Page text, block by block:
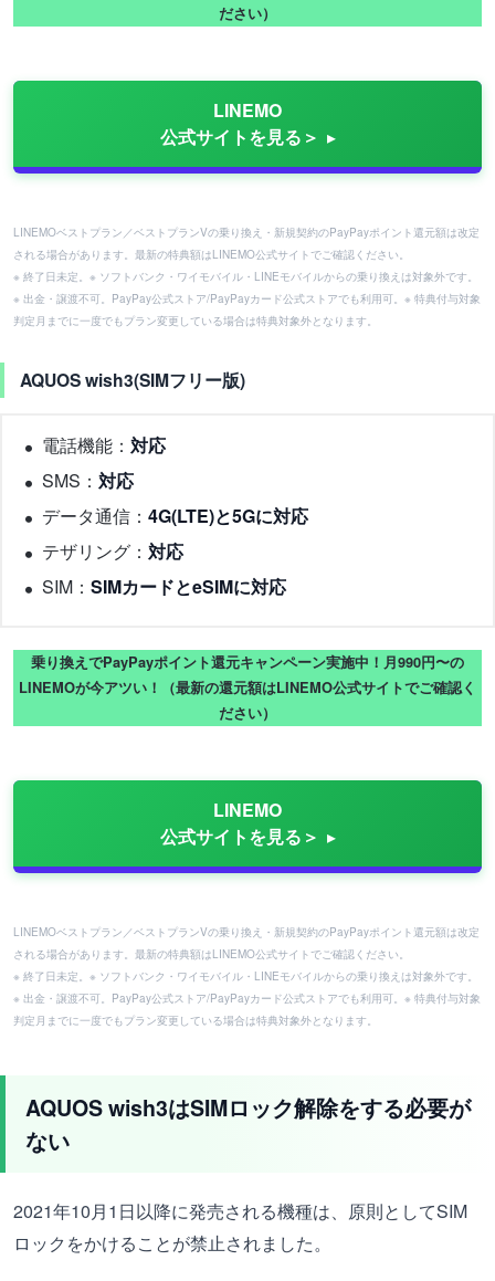
ださい）
LINEMO
公式サイトを見る＞
LINEMOベストプラン／ベストプランVの乗り換え・新規契約のPayPayポイント還元額は改定
される場合があります。最新の特典額はLINEMO公式サイトでご確認ください。
※ 終了日未定。※ ソフトバンク・ワイモバイル・LINEモバイルからの乗り換えは対象外です。
※ 出金・譲渡不可。PayPay公式ストア/PayPayカード公式ストアでも利用可。※ 特典付与対象
判定月までに一度でもプラン変更している場合は特典対象外となります。
AQUOS wish3(SIMフリー版)
電話機能： 対応
SMS： 対応
データ通信： 4G(LTE)と5Gに対応
テザリング： 対応
SIM： SIMカードとeSIMに対応
乗り換えでPayPayポイント還元キャンペーン実施中！月990円〜の
LINEMOが今アツい！（最新の還元額はLINEMO公式サイトでご確認く
ださい）
LINEMO
公式サイトを見る＞
LINEMOベストプラン／ベストプランVの乗り換え・新規契約のPayPayポイント還元額は改定
される場合があります。最新の特典額はLINEMO公式サイトでご確認ください。
※ 終了日未定。※ ソフトバンク・ワイモバイル・LINEモバイルからの乗り換えは対象外です。
※ 出金・譲渡不可。PayPay公式ストア/PayPayカード公式ストアでも利用可。※ 特典付与対象
判定月までに一度でもプラン変更している場合は特典対象外となります。
AQUOS wish3はSIMロック解除をする必要が
ない
2021年10月1日以降に発売される機種は、原則としてSIM
ロックをかけることが禁止されました。